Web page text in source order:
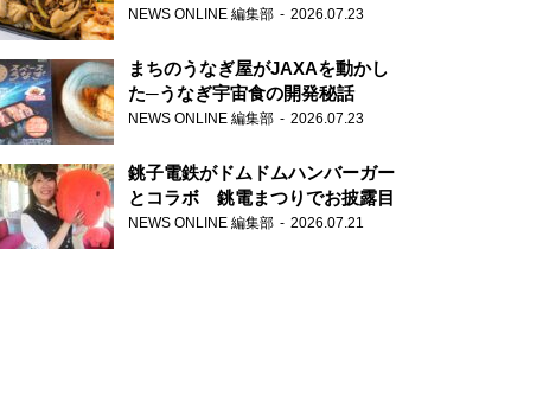
が香り高すぎる
NEWS ONLINE 編集部 2026.07.23
まちのうなぎ屋がJAXAを動かし
た─うなぎ宇宙食の開発秘話
NEWS ONLINE 編集部 2026.07.23
銚子電鉄がドムドムハンバーガー
とコラボ 銚電まつりでお披露目
NEWS ONLINE 編集部 2026.07.21